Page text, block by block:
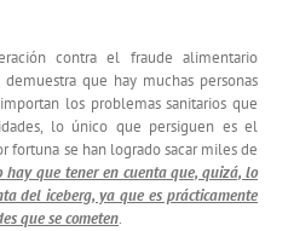
contra el fraude alimentario
que hay muchas personas
los problemas sanitarios que
lo único que persiguen es el
fortuna se han logrado sacar miles de
hay que tener en cuenta que, quizá, lo
del iceberg, ya que es prácticamente
que se cometen.